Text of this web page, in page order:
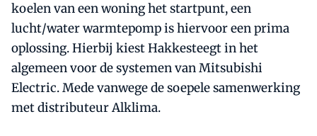
koelen van een woning het startpunt, een
lucht/water warmtepomp is hiervoor een prima
oplossing. Hierbij kiest Hakkesteegt in het
algemeen voor de systemen van Mitsubishi
Electric. Mede vanwege de soepele samenwerking
met distributeur Alklima.